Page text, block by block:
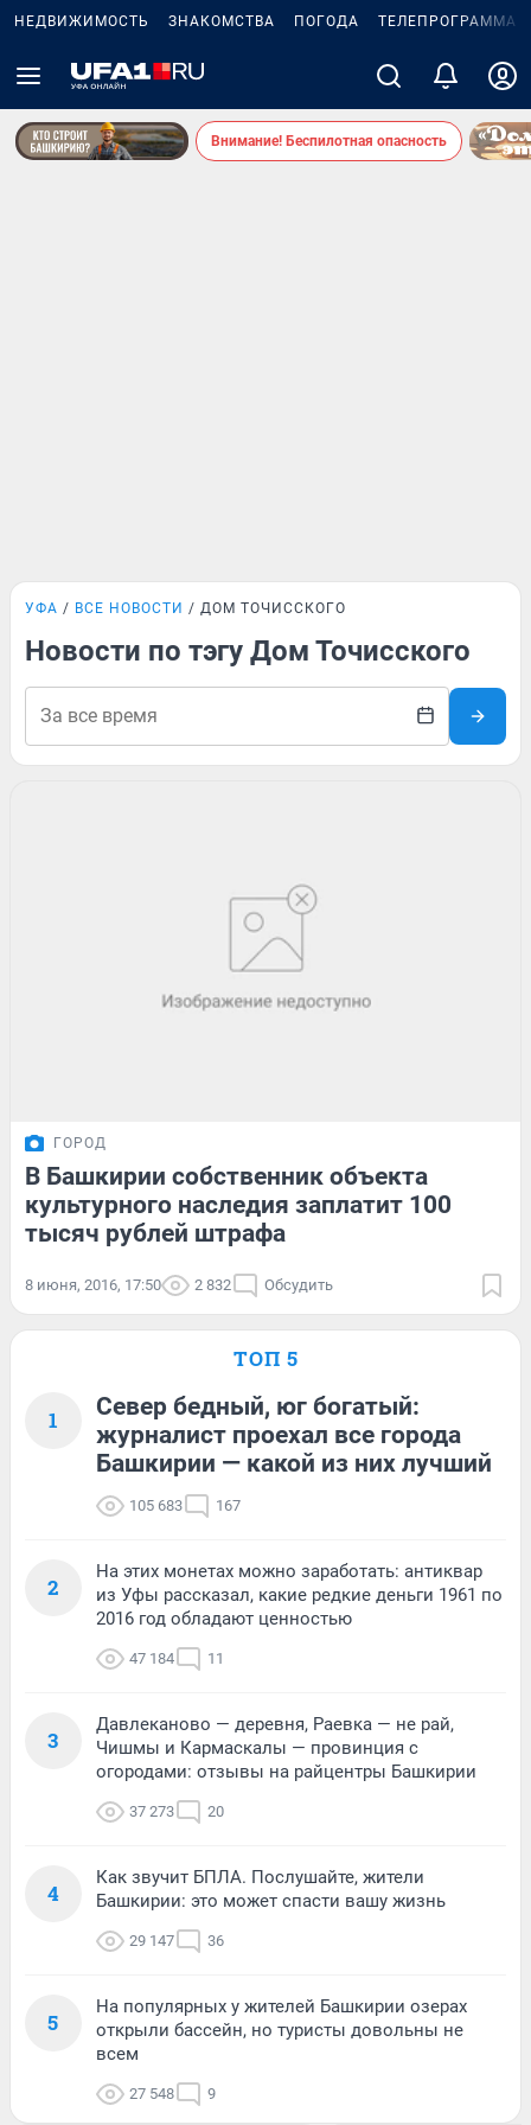
НЕДВИЖИМОСТЬ ЗНАКОМСТВА ПОГОДА ТЕЛЕПРОГРАММА
Внимание! Беспилотная опасность
УФА ВСЕ НОВОСТИ ДОМ ТОЧИССКОГО
Новости по тэгу Дом Точисского
ГОРОД
В Башкирии собственник объекта
культурного наследия заплатит 100
тысяч рублей штрафа
8 июня, 2016, 17:50 2 832 Обсудить
ТОП 5
1
Север бедный, юг богатый:
журналист проехал все города
Башкирии — какой из них лучший
105 683 167
2
На этих монетах можно заработать: антиквар
из Уфы рассказал, какие редкие деньги 1961 по
2016 год обладают ценностью
47 184 11
3
Давлеканово — деревня, Раевка — не рай,
Чишмы и Кармаскалы — провинция с
огородами: отзывы на райцентры Башкирии
37 273 20
4
Как звучит БПЛА. Послушайте, жители
Башкирии: это может спасти вашу жизнь
29 147 36
5
На популярных у жителей Башкирии озерах
открыли бассейн, но туристы довольны не
всем
27 548 9